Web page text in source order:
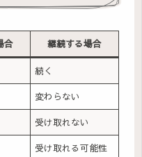
合 継続する場合
続く
変わらない
受け取れない
受け取れる可能性